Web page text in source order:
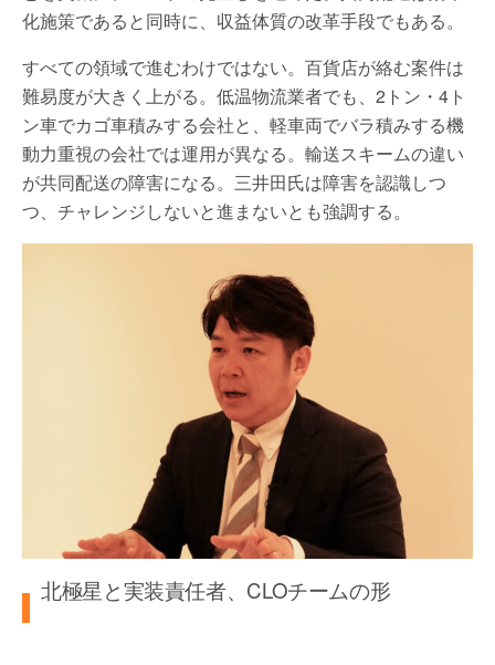
化施策であると同時に、収益体質の改革手段でもある。
すべての領域で進むわけではない。百貨店が絡む案件は
難易度が大きく上がる。低温物流業者でも、2トン・4ト
ン車でカゴ車積みする会社と、軽車両でバラ積みする機
動力重視の会社では運用が異なる。輸送スキームの違い
が共同配送の障害になる。三井田氏は障害を認識しつ
つ、チャレンジしないと進まないとも強調する。
北極星と実装責任者、CLOチームの形